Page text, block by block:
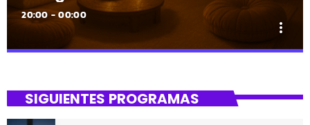
20:00 - 00:00
more_vert
Hora de desconectar de todo
SIGUIENTES PROGRAMAS